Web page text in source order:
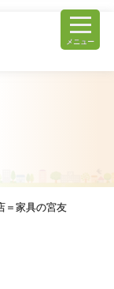
メニュー
＝家具の宮友